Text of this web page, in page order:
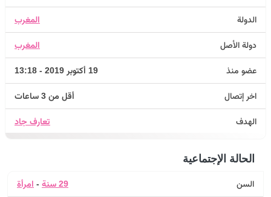
الدولة المغرب
دولة الأصل المغرب
عضو منذ 19 أكتوبر 2019 - 13:18
اخر إتصال أقل من 3 ساعات
الهدف تعارف جاد
الحالة الإجتماعية
السن 29 سنة - امرأة